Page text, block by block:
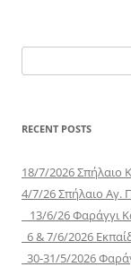
for:
RECENT POSTS
18/7/2026 Σπήλαιο
4/7/26 Σπήλαιο Αγ.
13/6/26 Φαράγγι
6 & 7/6/2026
30-31/5/2026